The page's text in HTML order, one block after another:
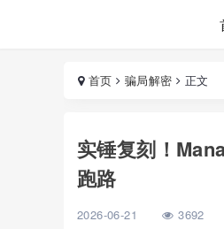
首页 骗局解密 正文
实锤复刻！
跑路
2026-06-21 3692